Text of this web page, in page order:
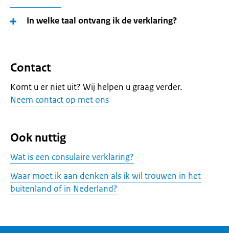
In welke taal ontvang ik de verklaring?
Contact
Komt u er niet uit? Wij helpen u graag verder.
Neem contact op met ons
Ook nuttig
Wat is een consulaire verklaring?
Waar moet ik aan denken als ik wil trouwen in het
buitenland of in Nederland?